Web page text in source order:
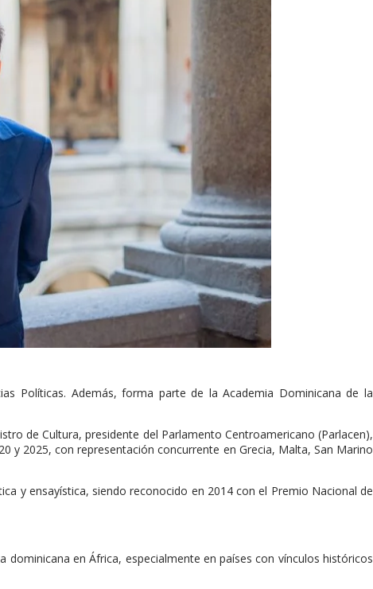
Políticas. Además, forma parte de la Academia Dominicana de la
de Cultura, presidente del Parlamento Centroamericano (Parlacen),
y 2025, con representación concurrente en Grecia, Malta, San Marino
y ensayística, siendo reconocido en 2014 con el Premio Nacional de
en África, especialmente en países con vínculos históricos